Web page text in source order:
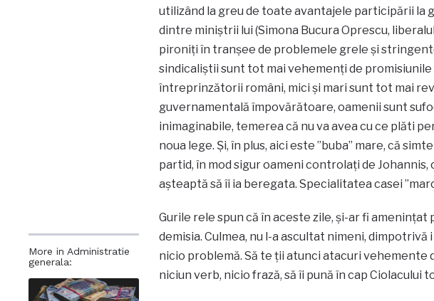
More in Administratie
generala:
utilizând la greu de toate avantajele participării la
dintre miniștrii lui (Simona Bucura Oprescu,
pironiți în tranșee de problemele grele și
sindicaliștii sunt tot mai vehemenți de
întreprinzătorii români, mici și mari sunt tot mai
guvernamentală împovărătoare, oamenii sunt
inimaginabile, temerea că nu va avea cu ce plăti
noua lege. Și, în plus, aici este ”buba” mare, că
partid, în mod sigur oameni controlați de Johannis,
așteaptă să îi ia beregata. Specialitatea casei
Gurile rele spun că în aceste zile, și-ar fi
demisia. Culmea, nu l-a ascultat nimeni, dimpotrivă
nicio problemă. Să te ții atunci atacuri vehemente
niciun verb, nicio frază, să îi pună în cap Ciolacului